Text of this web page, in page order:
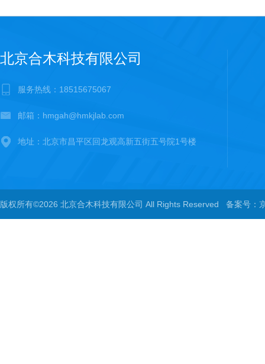
北京合木科技有限公司
服务热线：18515675067
邮箱：hmgah@hmkjlab.com
地址：北京市昌平区回龙观高新五街五号院1号楼
版权所有©2026 北京合木科技有限公司 All Rights Reserved 备案号：